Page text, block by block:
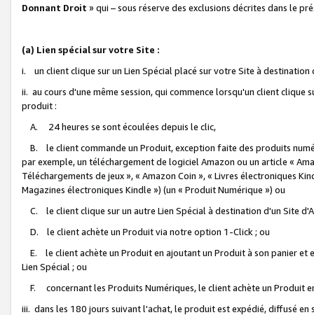
Donnant Droit » qui – sous réserve des exclusions décrites dans le
(a) Lien spécial sur votre Site :
i. un client clique sur un Lien Spécial placé sur votre Site à destination
ii. au cours d'une même session, qui commence lorsqu'un client
produit :
A. 24 heures se sont écoulées depuis le clic,
B. le client commande un Produit, exception faite des produits
par exemple, un téléchargement de logiciel Amazon ou un article «
Téléchargements de jeux », « Amazon Coin », « Livres électroniques
Magazines électroniques Kindle ») (un « Produit Numérique ») ou
C. le client clique sur un autre Lien Spécial à destination d'un Site
D. le client achète un Produit via notre option 1-Click ; ou
E. le client achète un Produit en ajoutant un Produit à son panier et
Lien Spécial ; ou
F. concernant les Produits Numériques, le client achète un Produit
iii. dans les 180 jours suivant l'achat, le produit est expédié, diffusé